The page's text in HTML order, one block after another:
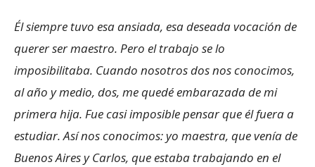
Él siempre tuvo esa ansiada, esa deseada vocación de
querer ser maestro. Pero el trabajo se lo
imposibilitaba. Cuando nosotros dos nos conocimos,
al año y medio, dos, me quedé embarazada de mi
primera hija. Fue casi imposible pensar que él fuera a
estudiar. Así nos conocimos: yo maestra, que venía de
Buenos Aires y Carlos, que estaba trabajando en el